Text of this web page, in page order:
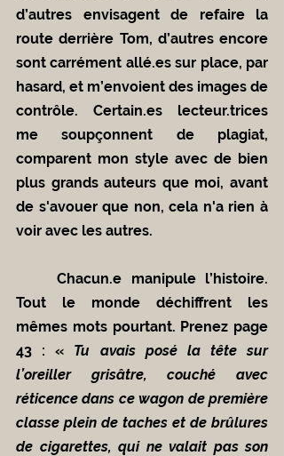
d’autres envisagent de refaire la
route derrière Tom, d’autres encore
sont carrément allé.es sur place, par
hasard, et m’envoient des images de
contrôle. Certain.es lecteur.trices
me soupçonnent de plagiat,
comparent mon style avec de bien
plus grands auteurs que moi, avant
de s'avouer que non, cela n'a rien à
voir avec les autres.
	Chacun.e manipule l’histoire.
Tout le monde déchiffrent les
mêmes mots pourtant. Prenez page
43 : « Tu avais posé la tête sur
l’oreiller grisâtre, couché avec
réticence dans ce wagon de première
classe plein de taches et de brûlures
de cigarettes, qui ne valait pas son